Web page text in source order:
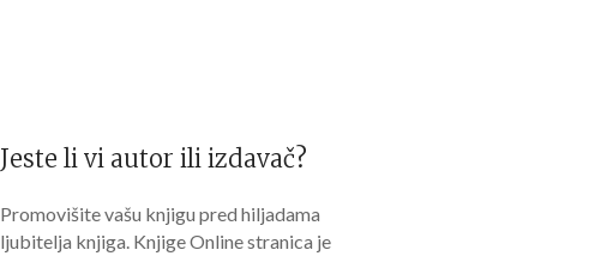
Jeste li vi autor ili izdavač?
Promovišite vašu knjigu pred hiljadama
ljubitelja knjiga. Knjige Online stranica je